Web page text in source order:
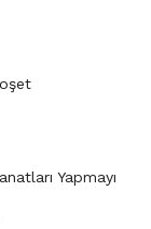
Yapmayı